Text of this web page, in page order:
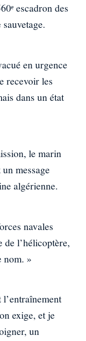
escadron des
en urgence
recevoir les
dans un état
le marin
message
algérienne.
navales
de l’hélicoptère,
nom. »
exige, et je
un